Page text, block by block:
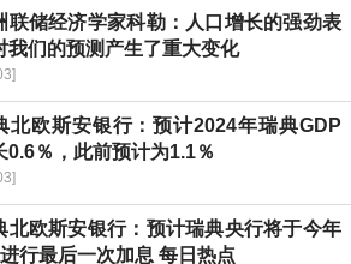
联储经济学家科勒：人口增长的强劲表
我们的预测产生了重大变化
北欧斯安银行：预计2024年瑞典GDP
0.6％，此前预计为1.1％
北欧斯安银行：预计瑞典央行将于今年
行最后一次加息 每日热点